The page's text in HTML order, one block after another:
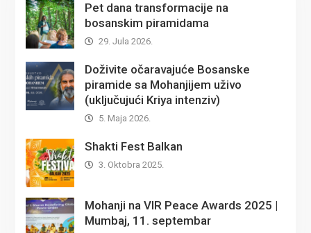
Pet dana transformacije na
bosanskim piramidama
29. Jula 2026.
Doživite očaravajuće Bosanske
piramide sa Mohanjijem uživo
(uključujući Kriya intenziv)
5. Maja 2026.
Shakti Fest Balkan
3. Oktobra 2025.
Mohanji na VIR Peace Awards 2025 |
Mumbaj, 11. septembar